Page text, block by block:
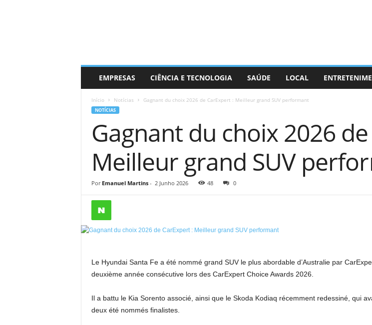
EMPRESAS CIÊNCIA E TECNOLOGIA SAÚDE LOCAL
Início Notícias Gagnant du choix 2026 de CarExpert : Meilleur grand SUV performant
NOTÍCIAS
Gagnant du choix 2026
Meilleur grand SUV
Por Emanuel Martins- 2 Junho 2026 48 0
Le Hyundai Santa Fe a été nommé grand SUV le plus abordable d’Australie par
deuxième année consécutive lors des CarExpert Choice Awards 2026.
Il a battu le Kia Sorento associé, ainsi que le Skoda Kodiaq récemment redessiné, qui
deux été nommés finalistes.